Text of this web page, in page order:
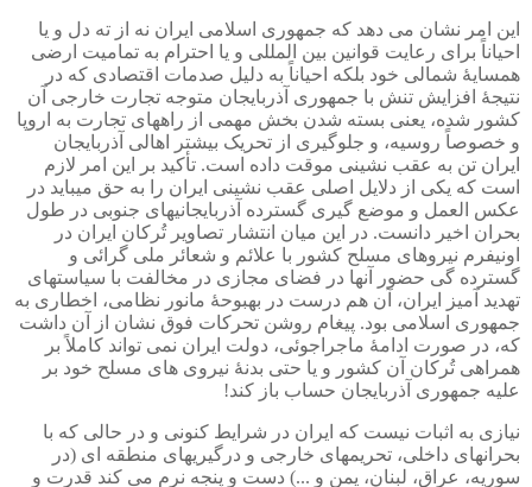
این امر نشان می دهد که جمهوری اسلامی ایران نه از ته دل و یا
احیاناً برای رعایت قوانین بین المللی و یا احترام به تمامیت ارضی
همسایۀ شمالی خود بلکه احیاناً به دلیل صدمات اقتصادی که در
نتیجۀ افزایش تنش با جمهوری آذربایجان متوجه تجارت خارجی آن
کشور شده، یعنی بسته شدن بخش مهمی از راههای تجارت به اروپا
و خصوصاً روسیه، و جلوگیری از تحریک بیشتر اهالی آذربایجان
ایران تن به عقب نشینی موقت داده است. تأکید بر این امر لازم
است که یکی از دلایل اصلی عقب نشینی ایران را به حق میباید در
عکس العمل و موضع گیری گسترده آذربایجانیهای جنوبی در طول
بحران اخیر دانست. در این میان انتشار تصاویر تُرکان ایران در
اونیفرم نیروهای مسلح کشور با علائم و شعائر ملی گرائی و
گسترده گی حضور آنها در فضای مجازی در مخالفت با سیاستهای
تهدید آمیز ایران، آن هم درست در بهبوحۀ مانور نظامی، اخطاری به
جمهوری اسلامی بود. پیغام روشن تحرکات فوق نشان از آن داشت
که، در صورت ادامۀ ماجراجوئی، دولت ایران نمی تواند کاملاً بر
همراهی تُرکان آن کشور و یا حتی بدنۀ نیروی های مسلح خود بر
علیه جمهوری آذربایجان حساب باز کند!
نیازی به اثبات نیست که ایران در شرایط کنونی و در حالی که با
بحرانهای داخلی، تحریمهای خارجی و درگیریهای منطقه ای (در
سوریه، عراق، لبنان، یمن و ...) دست و پنجه نرم می کند قدرت و